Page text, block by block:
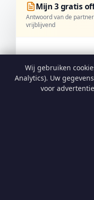
Wij gebruiken
Analytics). Uw
voor
Mijn 3 gratis
Antwoord van de
vrijblijvend